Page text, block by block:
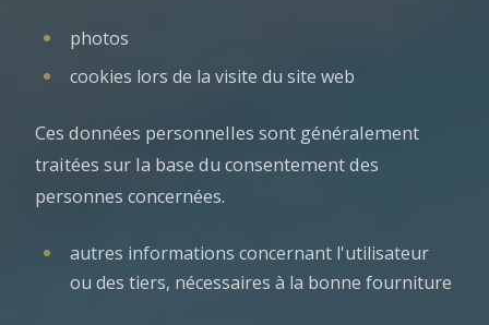
photos
cookies lors de la visite du site web
Ces données personnelles sont généralement
traitées sur la base du consentement des
personnes concernées.
autres informations concernant l'utilisateur
ou des tiers, nécessaires à la bonne fourniture